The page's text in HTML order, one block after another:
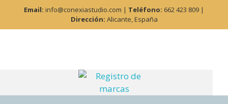
Email: info@conexiastudio.com | Teléfono: 662 423 809 |
Dirección: Alicante, España